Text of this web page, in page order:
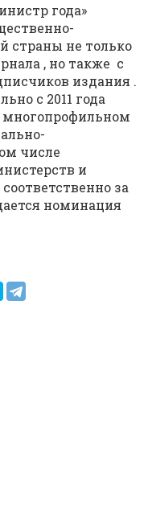
года»
страны не только
, но также с
издания .
с 2011 года
многопрофильном
числе
и
за
номинация